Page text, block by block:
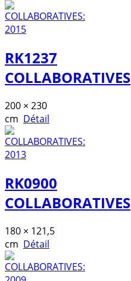
RK1237
COLLABORATIVES
200 × 230
cm Détail
RK0900
COLLABORATIVES
180 × 121,5
cm Détail